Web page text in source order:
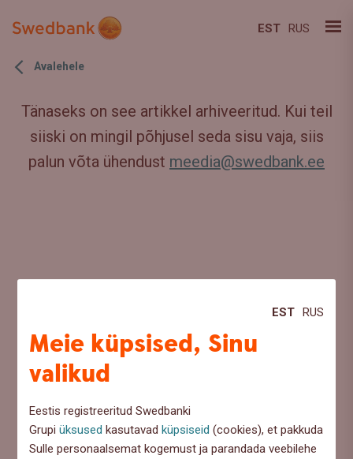
EST RUS
Meie küpsised, Sinu
valikud
Eestis registreeritud Swedbanki
Grupiüksused kasutavadküpsiseid (cookies), et pakkuda
Sulle personaalsemat kogemust ja parandada veebilehe
EST RUS
Avalehele
Tänaseks on see artikkel arhiveeritud. Kui teil
siiski on mingil põhjusel seda sisu vaja, siis
palun võta ühendust meedia@swedbank.ee